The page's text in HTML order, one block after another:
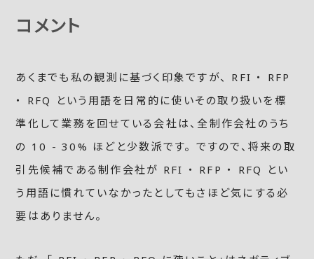
コメント
あくまでも私の観測に基づく印象ですが、 RFI ・ RFP
・ RFQ という用語を日常的に使いその取り扱いを標
準化して業務を回せている会社は、全制作会社のうち
の 10 - 30% ほどと少数派です。 ですので、将来の取
引先候補である制作会社が RFI ・ RFP ・ RFQ とい
う用語に慣れていなかったとしてもさほど気にする必
要はありません。